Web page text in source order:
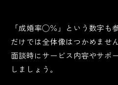
「成婚率◯％」という数字も
だけでは全体像はつかめません
面談時にサービス内容やサポ
しましょう。